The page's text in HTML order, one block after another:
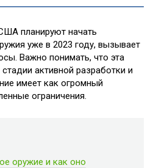
планируют начать
уже в 2023 году, вызывает
Важно понимать, что эта
активной разработки и
имеет как огромный
ограничения.
оружие и как оно